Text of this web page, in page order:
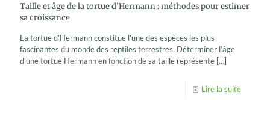
Taille et âge de la tortue d’Hermann : méthodes pour estimer
sa croissance
La tortue d’Hermann constitue l’une des espèces les plus
fascinantes du monde des reptiles terrestres. Déterminer l’âge
d’une tortue Hermann en fonction de sa taille représente […]
Lire la suite